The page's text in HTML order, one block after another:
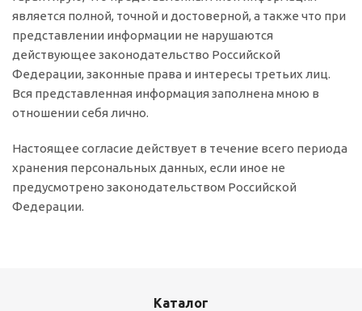
является полной, точной и достоверной, а также что при
представлении информации не нарушаются
действующее законодательство Российской
Федерации, законные права и интересы третьих лиц.
Вся представленная информация заполнена мною в
отношении себя лично.
Настоящее согласие действует в течение всего периода
хранения персональных данных, если иное не
предусмотрено законодательством Российской
Федерации.
Каталог